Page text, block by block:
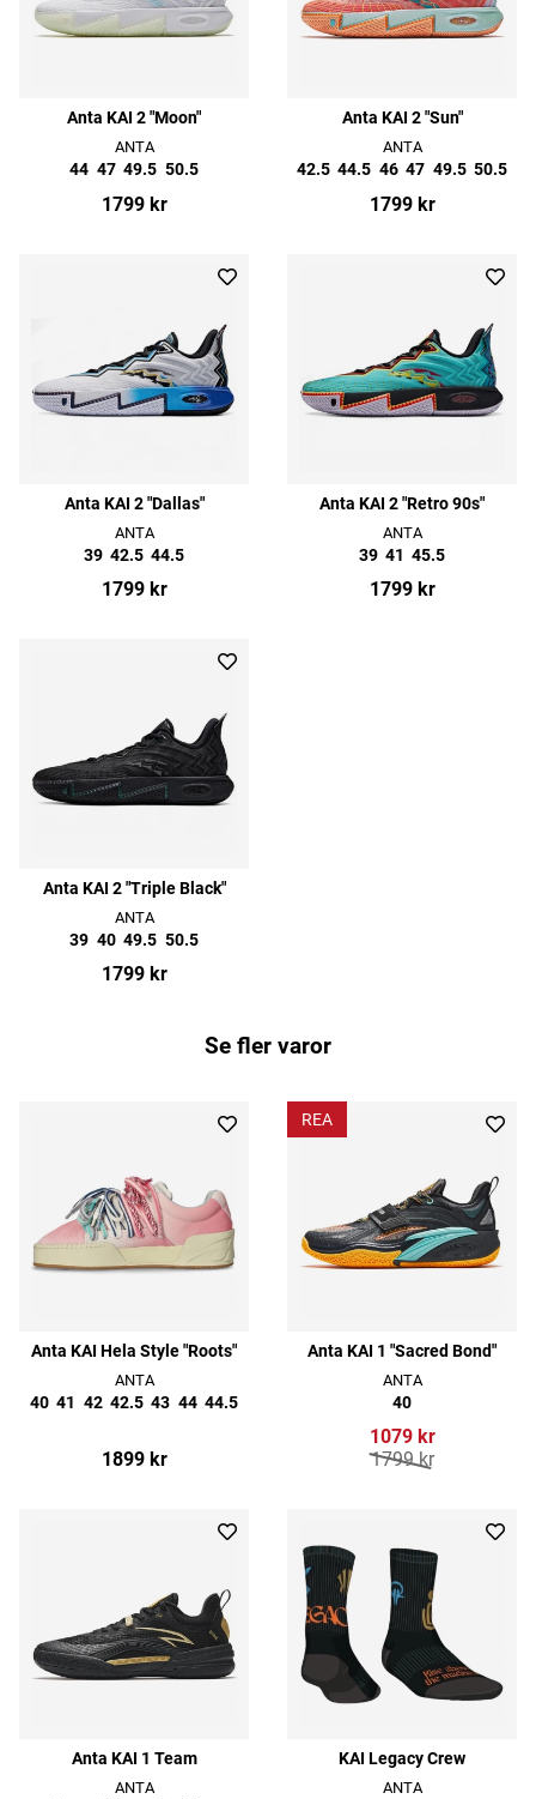
Anta KAI 2 "Moon"
ANTA
44 47 49.5 50.5
1799 kr
Anta KAI 2 "Sun"
ANTA
42.5 44.5 46 47 49.5 50.5
1799 kr
Anta KAI 2 "Dallas"
ANTA
39 42.5 44.5
1799 kr
Anta KAI 2 "Retro 90s"
ANTA
39 41 45.5
1799 kr
Anta KAI 2 "Triple Black"
ANTA
39 40 49.5 50.5
1799 kr
Se fler varor
Anta KAI Hela Style "Roots"
ANTA
40 41 42 42.5 43 44 44.5
1899 kr
REA
Anta KAI 1 "Sacred Bond"
ANTA
40
1079 kr
1799 kr
Anta KAI 1 Team
ANTA
KAI Legacy Crew
ANTA